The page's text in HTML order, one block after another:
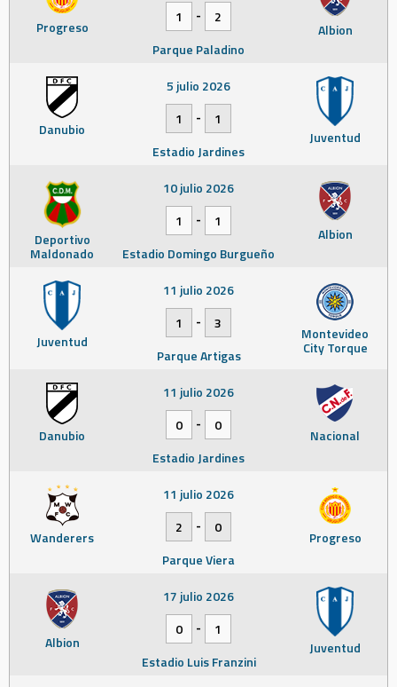
Progreso Albion
1
-
2
Parque Paladino
Danubio Juventud
5 julio 2026
1
-
1
Estadio Jardines
Deportivo
Maldonado
Albion
10 julio 2026
1
-
1
Estadio Domingo Burgueño
Juventud Montevideo
City Torque
11 julio 2026
1
-
3
Parque Artigas
Danubio Nacional
11 julio 2026
0
-
0
Estadio Jardines
Wanderers Progreso
11 julio 2026
2
-
0
Parque Viera
Albion Juventud
17 julio 2026
0
-
1
Estadio Luis Franzini